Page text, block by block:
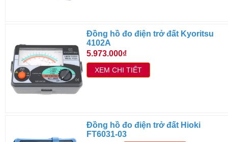
Đồng hồ đo điện trở đất Kyoritsu
4102A
5.973.000₫
XEM CHI TIẾT
Đồng hồ đo điện trở đất Hioki
FT6031-03